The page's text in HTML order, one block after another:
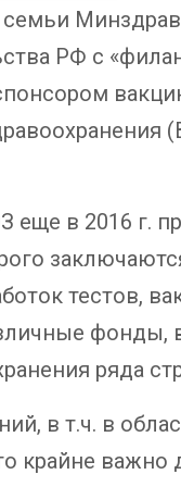
РФ с
в 2016 г.
тестов,
ряда
в т.ч. в
крайне важно